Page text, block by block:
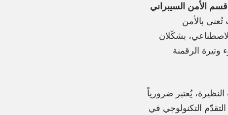
الأمن السيبراني
بالأمن
يشكّلان
الرقمنة
يُعتبر ضرورياً
التكنولوجي في